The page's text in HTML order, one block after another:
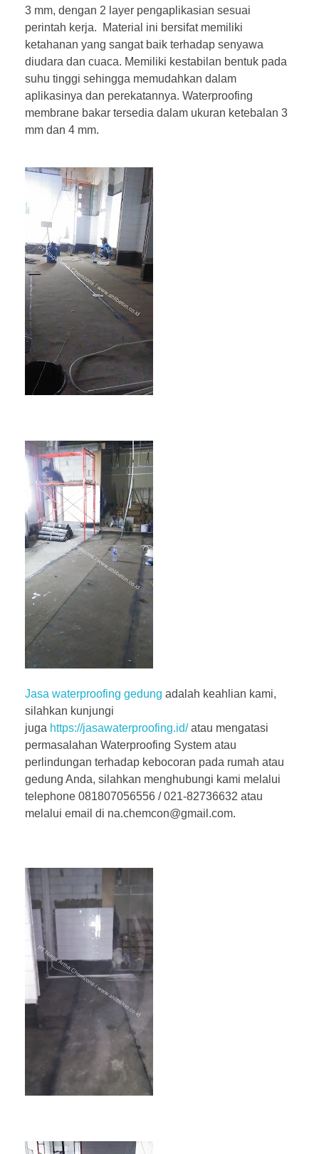
3 mm, dengan 2 layer pengaplikasian sesuai
perintah kerja. Material ini bersifat memiliki
ketahanan yang sangat baik terhadap senyawa
diudara dan cuaca. Memiliki kestabilan bentuk pada
suhu tinggi sehingga memudahkan dalam
aplikasinya dan perekatannya. Waterproofing
membrane bakar tersedia dalam ukuran ketebalan 3
mm dan 4 mm.
Jasa waterproofing gedung adalah keahlian kami,
silahkan kunjungi
juga https://jasawaterproofing.id/atau mengatasi
permasalahan Waterproofing System atau
perlindungan terhadap kebocoran pada rumah atau
gedung Anda, silahkan menghubungi kami melalui
telephone 081807056556 / 021-82736632 atau
melalui email di na.chemcon@gmail.com.